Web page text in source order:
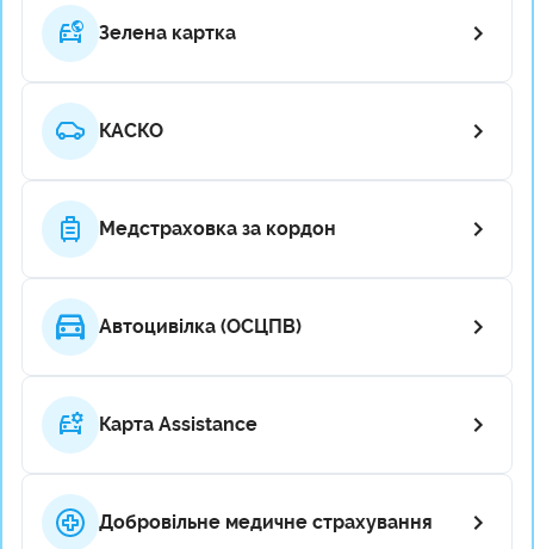
Зелена картка
КАСКО
Медстраховка за кордон
Автоцивілка (ОСЦПВ)
Карта Assistance
Добровільне медичне страхування